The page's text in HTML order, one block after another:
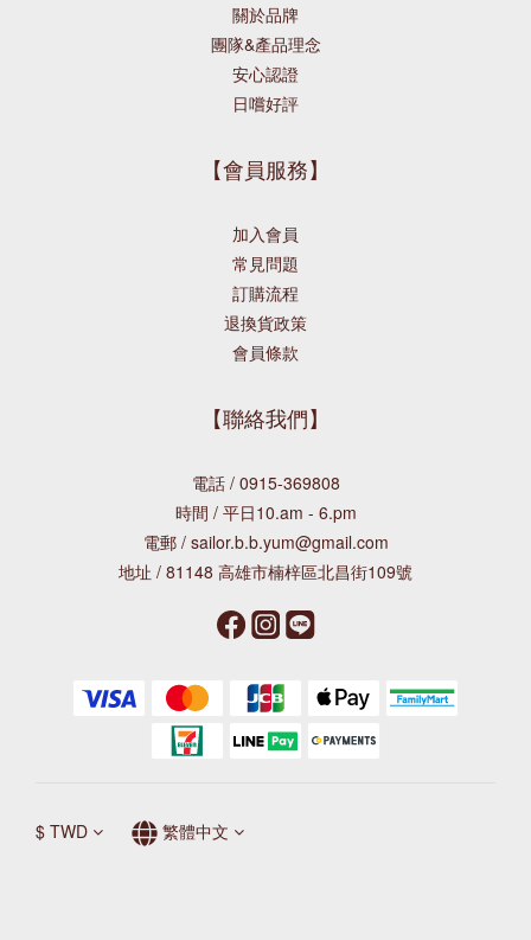
關於品牌
團隊&產品理念
安心認證
日嚐好評
【會員服務】
加入會員
常見問題
訂購流程
退換貨政策
會員條款
【聯絡我們】
電話 / 0915-369808
時間 / 平日10.am - 6.pm
電郵 / sailor.b.b.yum@gmail.com
地址 / 81148 高雄市楠梓區北昌街109號
$ TWD 繁體中文